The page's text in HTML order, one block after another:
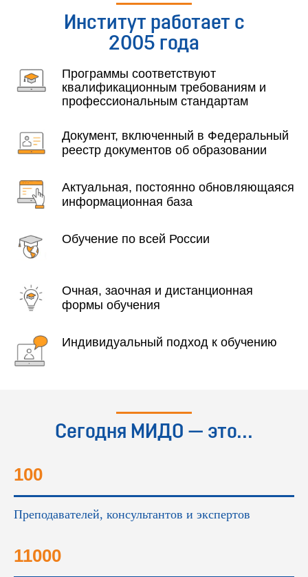
Институт работает с
2005 года
Программы соответствуют
квалификационным требованиям и
профессиональным стандартам
Документ, включенный в Федеральный
реестр документов об образовании
Актуальная, постоянно обновляющаяся
информационная база
Обучение по всей России
Очная, заочная и дистанционная
формы обучения
Индивидуальный подход к обучению
Сегодня МИДО — это...
100
Преподавателей, консультантов и экспертов
11000